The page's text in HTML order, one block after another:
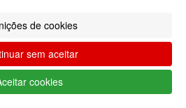
Canetas
Touch
Outros
de cookies
sem aceitar
cookies